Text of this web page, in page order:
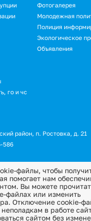
Фотогалерея
Молодежная
Полиция
Экологическое
Объявления
район, п. Ростовка, д. 21
586
го и чс
сельского
района Омской области,
файлы, чтобы
помогает нам
Вы можете
файлах или изменить
Отключение cookie-
в работе
сайтом без